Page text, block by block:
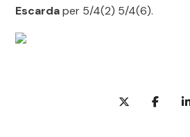
Escardaper 5/4(2) 5/4(6).